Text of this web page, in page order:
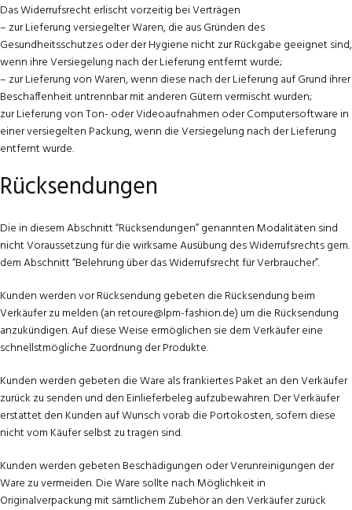
Das Widerrufsrecht erlischt vorzeitig bei Verträgen
– zur Lieferung versiegelter Waren, die aus Gründen des
Gesundheitsschutzes oder der Hygiene nicht zur Rückgabe geeignet sind,
wenn ihre Versiegelung nach der Lieferung entfernt wurde;
– zur Lieferung von Waren, wenn diese nach der Lieferung auf Grund ihrer
Beschaffenheit untrennbar mit anderen Gütern vermischt wurden;
zur Lieferung von Ton- oder Videoaufnahmen oder Computersoftware in
einer versiegelten Packung, wenn die Versiegelung nach der Lieferung
entfernt wurde.
Rücksendungen
Die in diesem Abschnitt “Rücksendungen” genannten Modalitäten sind
nicht Voraussetzung für die wirksame Ausübung des Widerrufsrechts gem.
dem Abschnitt “Belehrung über das Widerrufsrecht für Verbraucher”.
Kunden werden vor Rücksendung gebeten die Rücksendung beim
Verkäufer zu melden (an retoure@lpm-fashion.de) um die Rücksendung
anzukündigen. Auf diese Weise ermöglichen sie dem Verkäufer eine
schnellstmögliche Zuordnung der Produkte.
Kunden werden gebeten die Ware als frankiertes Paket an den Verkäufer
zurück zu senden und den Einlieferbeleg aufzubewahren. Der Verkäufer
erstattet den Kunden auf Wunsch vorab die Portokosten, sofern diese
nicht vom Käufer selbst zu tragen sind.
Kunden werden gebeten Beschädigungen oder Verunreinigungen der
Ware zu vermeiden. Die Ware sollte nach Möglichkeit in
Originalverpackung mit sämtlichem Zubehör an den Verkäufer zurück